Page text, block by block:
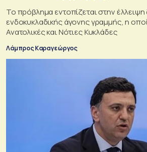
Το πρόβλημα εντοπίζεται στην
ενδοκυκλαδικής άγονης γραμμής, η
Ανατολικές και Νότιες Κυκλάδες
Λάμπρος Καραγεώργος